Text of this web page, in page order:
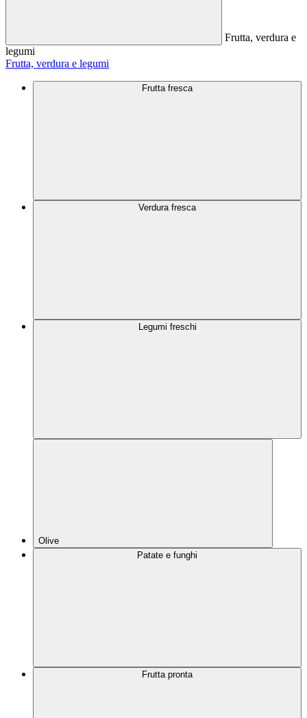
Frutta, verdura e
legumi
Frutta, verdura e legumi
Frutta fresca
Verdura fresca
Legumi freschi
Olive
Patate e funghi
Frutta pronta